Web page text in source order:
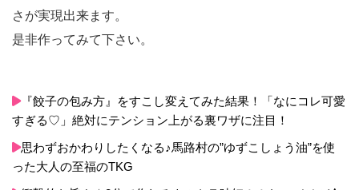
さが実現出来ます。
是非作ってみて下さい。
『餃子の包み方』をすこし変えてみた結果！「なにコレ可愛
すぎる♡」絶対にテンション上がる裏ワザに注目！
思わずおかわりしたくなる♪馬路村の”ゆずこしょう油”を使
った大人の至福のTKG